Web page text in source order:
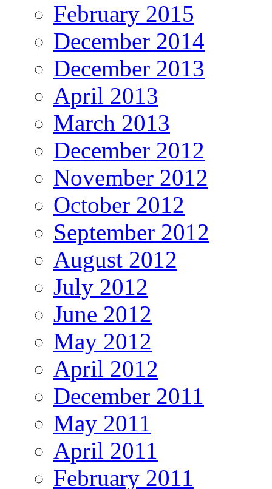
February 2015
December 2014
December 2013
April 2013
March 2013
December 2012
November 2012
October 2012
September 2012
August 2012
July 2012
June 2012
May 2012
April 2012
December 2011
May 2011
April 2011
February 2011